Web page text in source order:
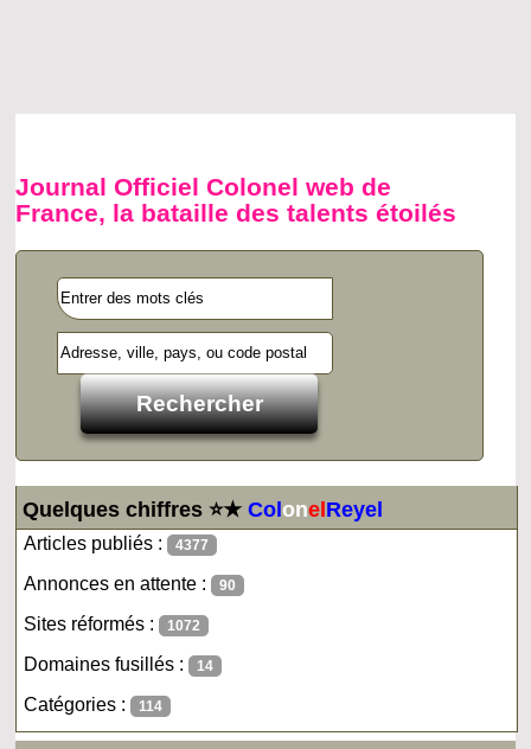
Journal Officiel Colonel web de
France, la bataille des talents étoilés
Quelques chiffres ⭐★ColonelReyel
Articles publiés : 4377
Annonces en attente : 90
Sites réformés : 1072
Domaines fusillés : 14
Catégories : 114